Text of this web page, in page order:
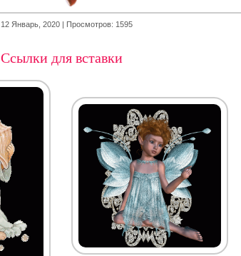
12 Январь, 2020 | Просмотров: 1595
Ссылки для вставки